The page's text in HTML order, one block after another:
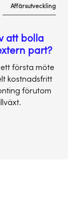
Affärsutveckling
att bolla
part?
första möte
kostnadsfritt
förutom